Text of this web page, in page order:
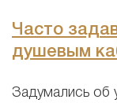
Часто
душевым
Задумались об